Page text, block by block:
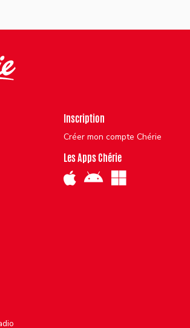
Inscription
Créer mon compte Chérie
Les Apps Chérie